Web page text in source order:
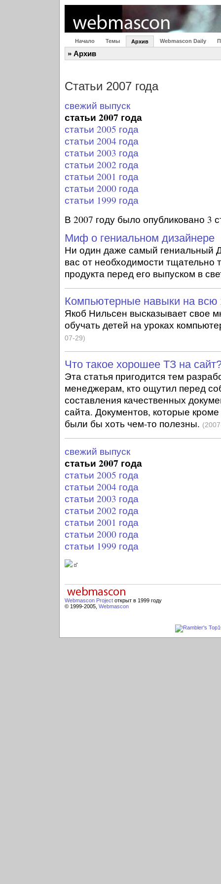
Начало Темы Архив Webmascon Daily
» Архив
Статьи 2007 года
свежий выпуск
статьи 2007 года
статьи 2005 года
статьи 2004 года
статьи 2003 года
статьи 2002 года
статьи 2001 года
статьи 2000 года
статьи 1999 года
В 2007 году было опубликовано 3
Миф о гениальном дизайнере
Ни один даже самый гениальный
вас от необходимости тщательно
продукта перед его выпуском в
Компьютерные навыки на всю
Якоб Нильсен высказывает свое
обучать детей на уроках
07-29)
Что такое хорошее ТЗ на
Эта статья пригодится тем
менеджерам, кто ощутил перед
составления качественных
сайта. Документов, которые
были бы хоть чем-то полезны.
свежий выпуск
статьи 2007 года
статьи 2005 года
статьи 2004 года
статьи 2003 года
статьи 2002 года
статьи 2001 года
статьи 2000 года
статьи 1999 года
Webmascon Project открыт в 1999 году
© 1999-2005, Webmascon